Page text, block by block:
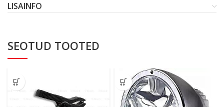
LISAINFO
SEOTUD TOOTED